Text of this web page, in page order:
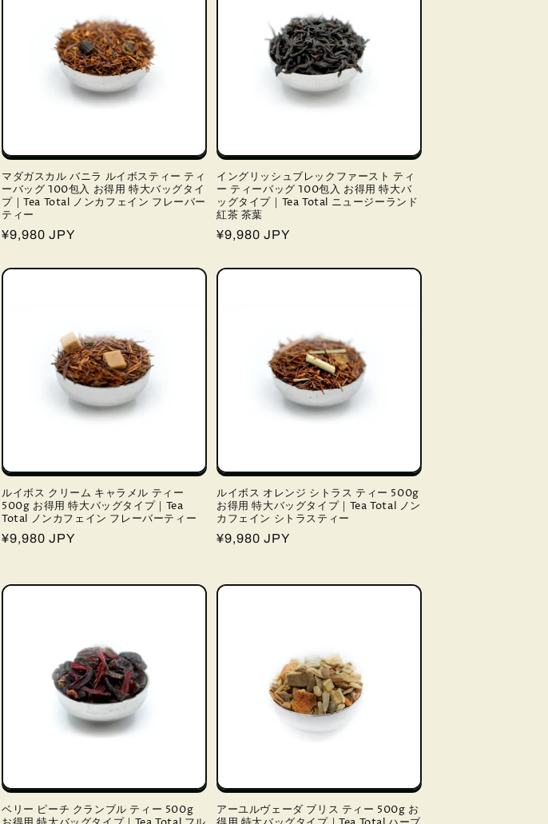
マダガスカル バニラ ルイボスティー ティ
ーバッグ 100包入 お得用 特大バッグタイ
プ｜Tea Total ノンカフェイン フレーバー
ティー
通
価
¥9,980 JPY
イングリッシュブレックファースト ティ
ー ティーバッグ 100包入 お得用 特大バ
ッグタイプ｜Tea Total ニュージーランド
紅茶 茶葉
通
価
¥9,980 JPY
ルイボス クリーム キャラメル ティー
500g お得用 特大バッグタイプ｜Tea
Total ノンカフェイン フレーバーティー
通
格
¥9,980 JPY
ルイボス オレンジ シトラス ティー 500g
お得用 特大バッグタイプ｜Tea Total ノン
カフェイン シトラスティー
通
格
¥9,980 JPY
ベリー ピーチ クランブル ティー 500g
アーユルヴェーダ ブリス ティー 500g お